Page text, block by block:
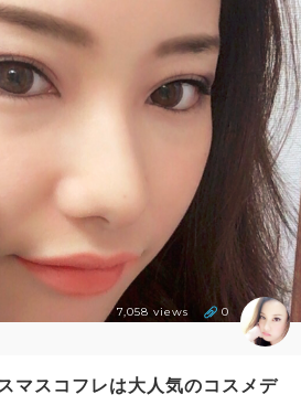
7,058 views 0
マスコフレは大人気のコスメデ